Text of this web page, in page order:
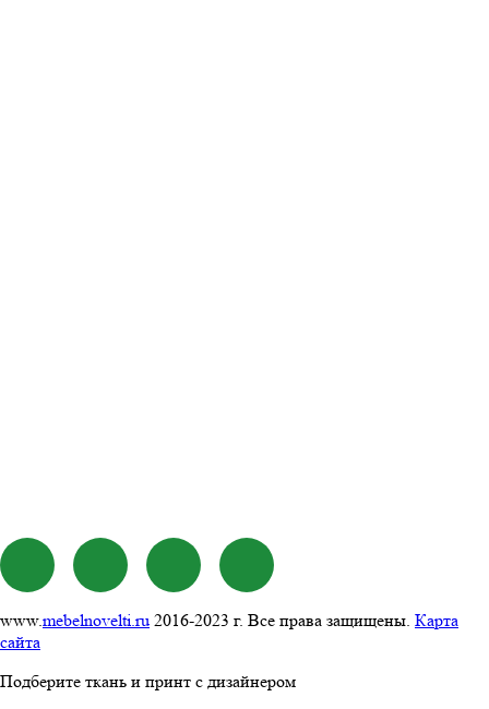
www.mebelnovelti.ru 2016-2023 г. Все права защищены. Карта
сайта
Подберите ткань и принт с дизайнером